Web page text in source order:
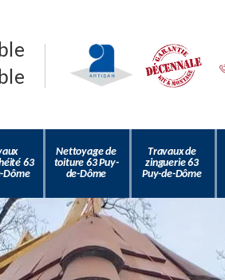
63
Dôme
Nettoyage de
toiture 63 Puy-
de-Dôme
Travaux de
zinguerie 63
Puy-de-Dôme